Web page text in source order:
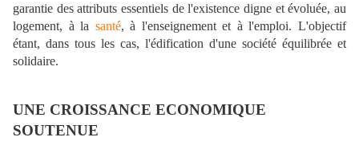
garantie des attributs essentiels de l'existence digne et évoluée, au
logement, à la santé, à l'enseignement et à l'emploi. L'objectif
étant, dans tous les cas, l'édification d'une société équilibrée et
solidaire.
UNE CROISSANCE ECONOMIQUE
SOUTENUE